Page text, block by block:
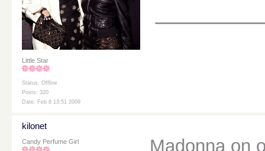
Little Star
Status: Offline
Posts: 320
Date: Feb 8 13:51 2009
kilonet
Candy Perfume Girl
Madonna on